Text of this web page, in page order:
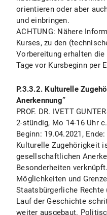
orientieren oder aber
und einbringen.
ACHTUNG: Nähere
Kurses, zu den
Vorbereitung erhalten
Tage vor Kursbeginn per
P.3.3.2. Kulturelle
Anerkennung”
PROF. DR. IVETT
2-stündig, Mo 14-16 Uhr
Beginn: 19.04.2021,
Kulturelle Zugehörigkeit
gesellschaftlichen
Besonderheiten
Möglichkeiten und
Staatsbürgerliche
Lauf der Geschichte
weiter ausgebaut.